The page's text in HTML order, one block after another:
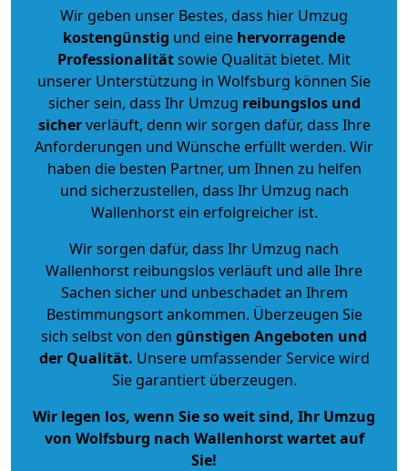
Wir geben unser Bestes, dass hier Umzug
kostengünstig und eine hervorragende
Professionalitätsowie Qualität bietet. Mit
unserer Unterstützung in Wolfsburg können Sie
sicher sein, dass Ihr Umzug reibungslos und
sicherverläuft, denn wir sorgen dafür, dass Ihre
Anforderungen und Wünsche erfüllt werden. Wir
haben die besten Partner, um Ihnen zu helfen
und sicherzustellen, dass Ihr Umzug nach
Wallenhorst ein erfolgreicher ist.
Wir sorgen dafür, dass Ihr Umzug nach
Wallenhorst reibungslos verläuft und alle Ihre
Sachen sicher und unbeschadet an Ihrem
Bestimmungsort ankommen. Überzeugen Sie
sich selbst von den günstigen Angeboten und
der Qualität. Unsere umfassender Service wird
Sie garantiert überzeugen.
Wir legen los, wenn Sie so weit sind, Ihr Umzug
von Wolfsburg nach Wallenhorst wartet auf
Sie!